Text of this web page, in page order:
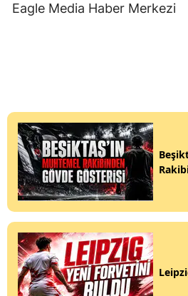
Eagle Media Haber Merkezi